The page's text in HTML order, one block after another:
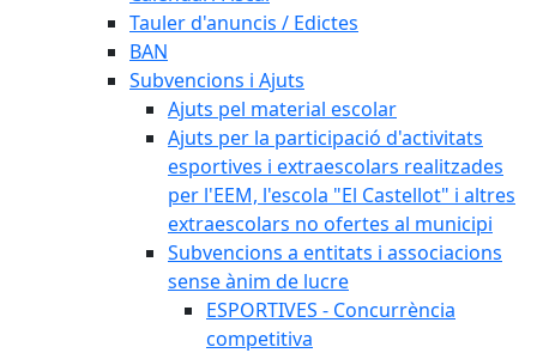
Tauler d'anuncis / Edictes
BAN
Subvencions i Ajuts
Ajuts pel material escolar
Ajuts per la participació d'activitats
esportives i extraescolars realitzades
per l'EEM, l'escola "El Castellot" i altres
extraescolars no ofertes al municipi
Subvencions a entitats i associacions
sense ànim de lucre
ESPORTIVES - Concurrència
competitiva